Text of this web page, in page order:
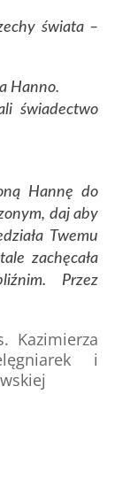
świata –
Hanno.
świadectwo
Hannę do
daj aby
Twemu
zachęcała
Przez
Kazimierza
i